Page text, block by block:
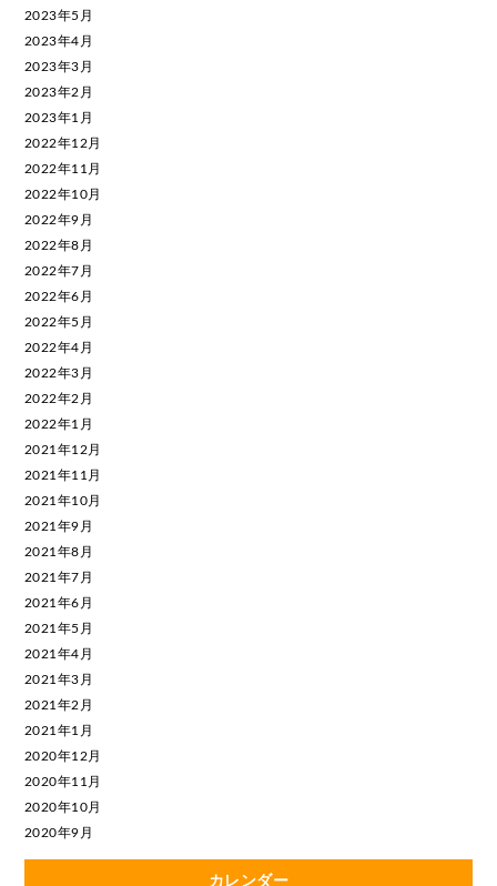
2023年5月
2023年4月
2023年3月
2023年2月
2023年1月
2022年12月
2022年11月
2022年10月
2022年9月
2022年8月
2022年7月
2022年6月
2022年5月
2022年4月
2022年3月
2022年2月
2022年1月
2021年12月
2021年11月
2021年10月
2021年9月
2021年8月
2021年7月
2021年6月
2021年5月
2021年4月
2021年3月
2021年2月
2021年1月
2020年12月
2020年11月
2020年10月
2020年9月
カレンダー